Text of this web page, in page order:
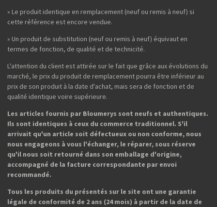
» Le produit identique en remplacement (neuf ou remis à neuf) si
cette référence est encore vendue.
» Un produit de substitution (neuf ou remis à neuf) équivaut en
termes de fonction, de qualité et de technicité.
L'attention du client est attirée sur le fait que grâce aux évolutions du
marché, le prix du produit de remplacement pourra être inférieur au
prix de son produit à la date d'achat, mais sera de fonction et de
qualité identique voire supérieure.
Les articles fournis par Bloumerys sont neufs et authentiques.
Ils sont identiques à ceux du commerce traditionnel. S'il
arrivait qu'un article soit défectueux ou non conforme, nous
nous engageons à vous l'échanger, le réparer, sous réserve
qu'il nous soit retourné dans son emballage d'origine,
accompagné de la facture correspondante par envoi
recommandé.
Tous les produits du présentés sur le site ont une garantie
légale de conformité de 2 ans (24 mois) à partir de la date de